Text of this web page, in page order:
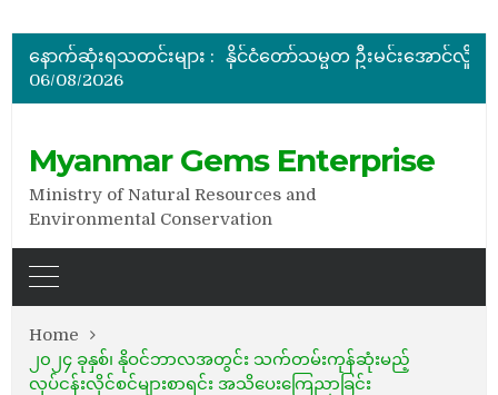
နောက်ဆုံးရသတင်းများ :
အိတ်ဖွင့်တင်ဒါခေါ်ယူခြင်း
06/08/2026
Myanmar Gems Enterprise
Ministry of Natural Resources and
Environmental Conservation
Home
၂၀၂၄ ခုနှစ်၊ နိုဝင်ဘာလအတွင်း သက်တမ်းကုန်ဆုံးမည့်
လုပ်ငန်းလိုင်စင်များစာရင်း အသိပေးကြေညာခြင်း